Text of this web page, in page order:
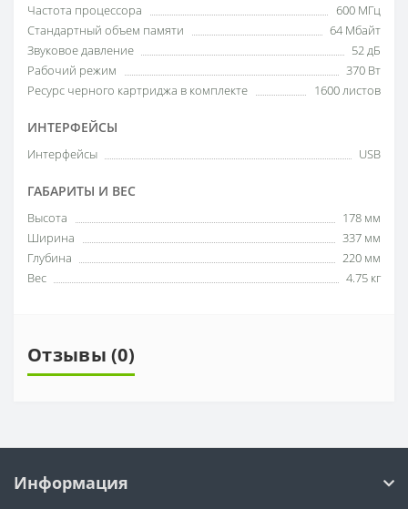
Частота процессора
600 МГц
Стандартный объем памяти
64 Мбайт
Звуковое давление
52 дБ
Рабочий режим
370 Вт
Ресурс черного картриджа в комплекте
1600 листов
ИНТЕРФЕЙСЫ
Интерфейсы USB
ГАБАРИТЫ И ВЕС
Высота
178 мм
Ширина
337 мм
Глубина
220 мм
Вес
4.75 кг
Отзывы (0)
Информация